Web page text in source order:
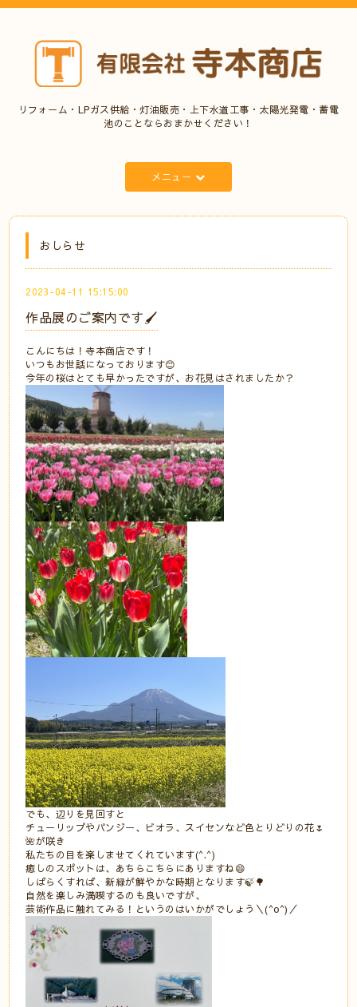
リフォーム・LPガス供給・灯油販売・上下水道工事・太陽光発電・蓄電
池のことならおまかせください！
メニュー
おしらせ
2023-04-11 15:15:00
作品展のご案内です🖌
こんにちは！寺本商店です！
いつもお世話になっております😊
今年の桜はとても早かったですが、お花見はされましたか？
でも、辺りを見回すと
チューリップやパンジー、ビオラ、スイセンなど色とりどりの花🌷
🌺が咲き
私たちの目を楽しませてくれています(^.^)
癒しのスポットは、あちらこちらにありますね😄
しばらくすれば、新緑が鮮やかな時期となります🍃🌳
自然を楽しみ満喫するのも良いですが、
芸術作品に触れてみる！というのはいかがでしょう＼(^o^)／